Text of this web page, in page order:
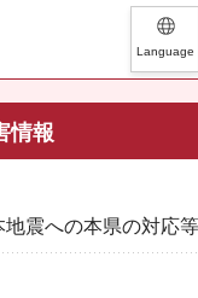
Language
情報
震への本県の対応